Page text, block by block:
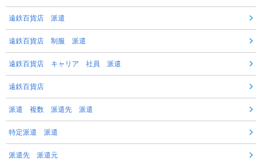
遠鉄百貨店 派遣
遠鉄百貨店 制服 派遣
遠鉄百貨店 キャリア 社員 派遣
遠鉄百貨店
派遣 複数 派遣先 派遣
特定派遣 派遣
派遣先 派遣元